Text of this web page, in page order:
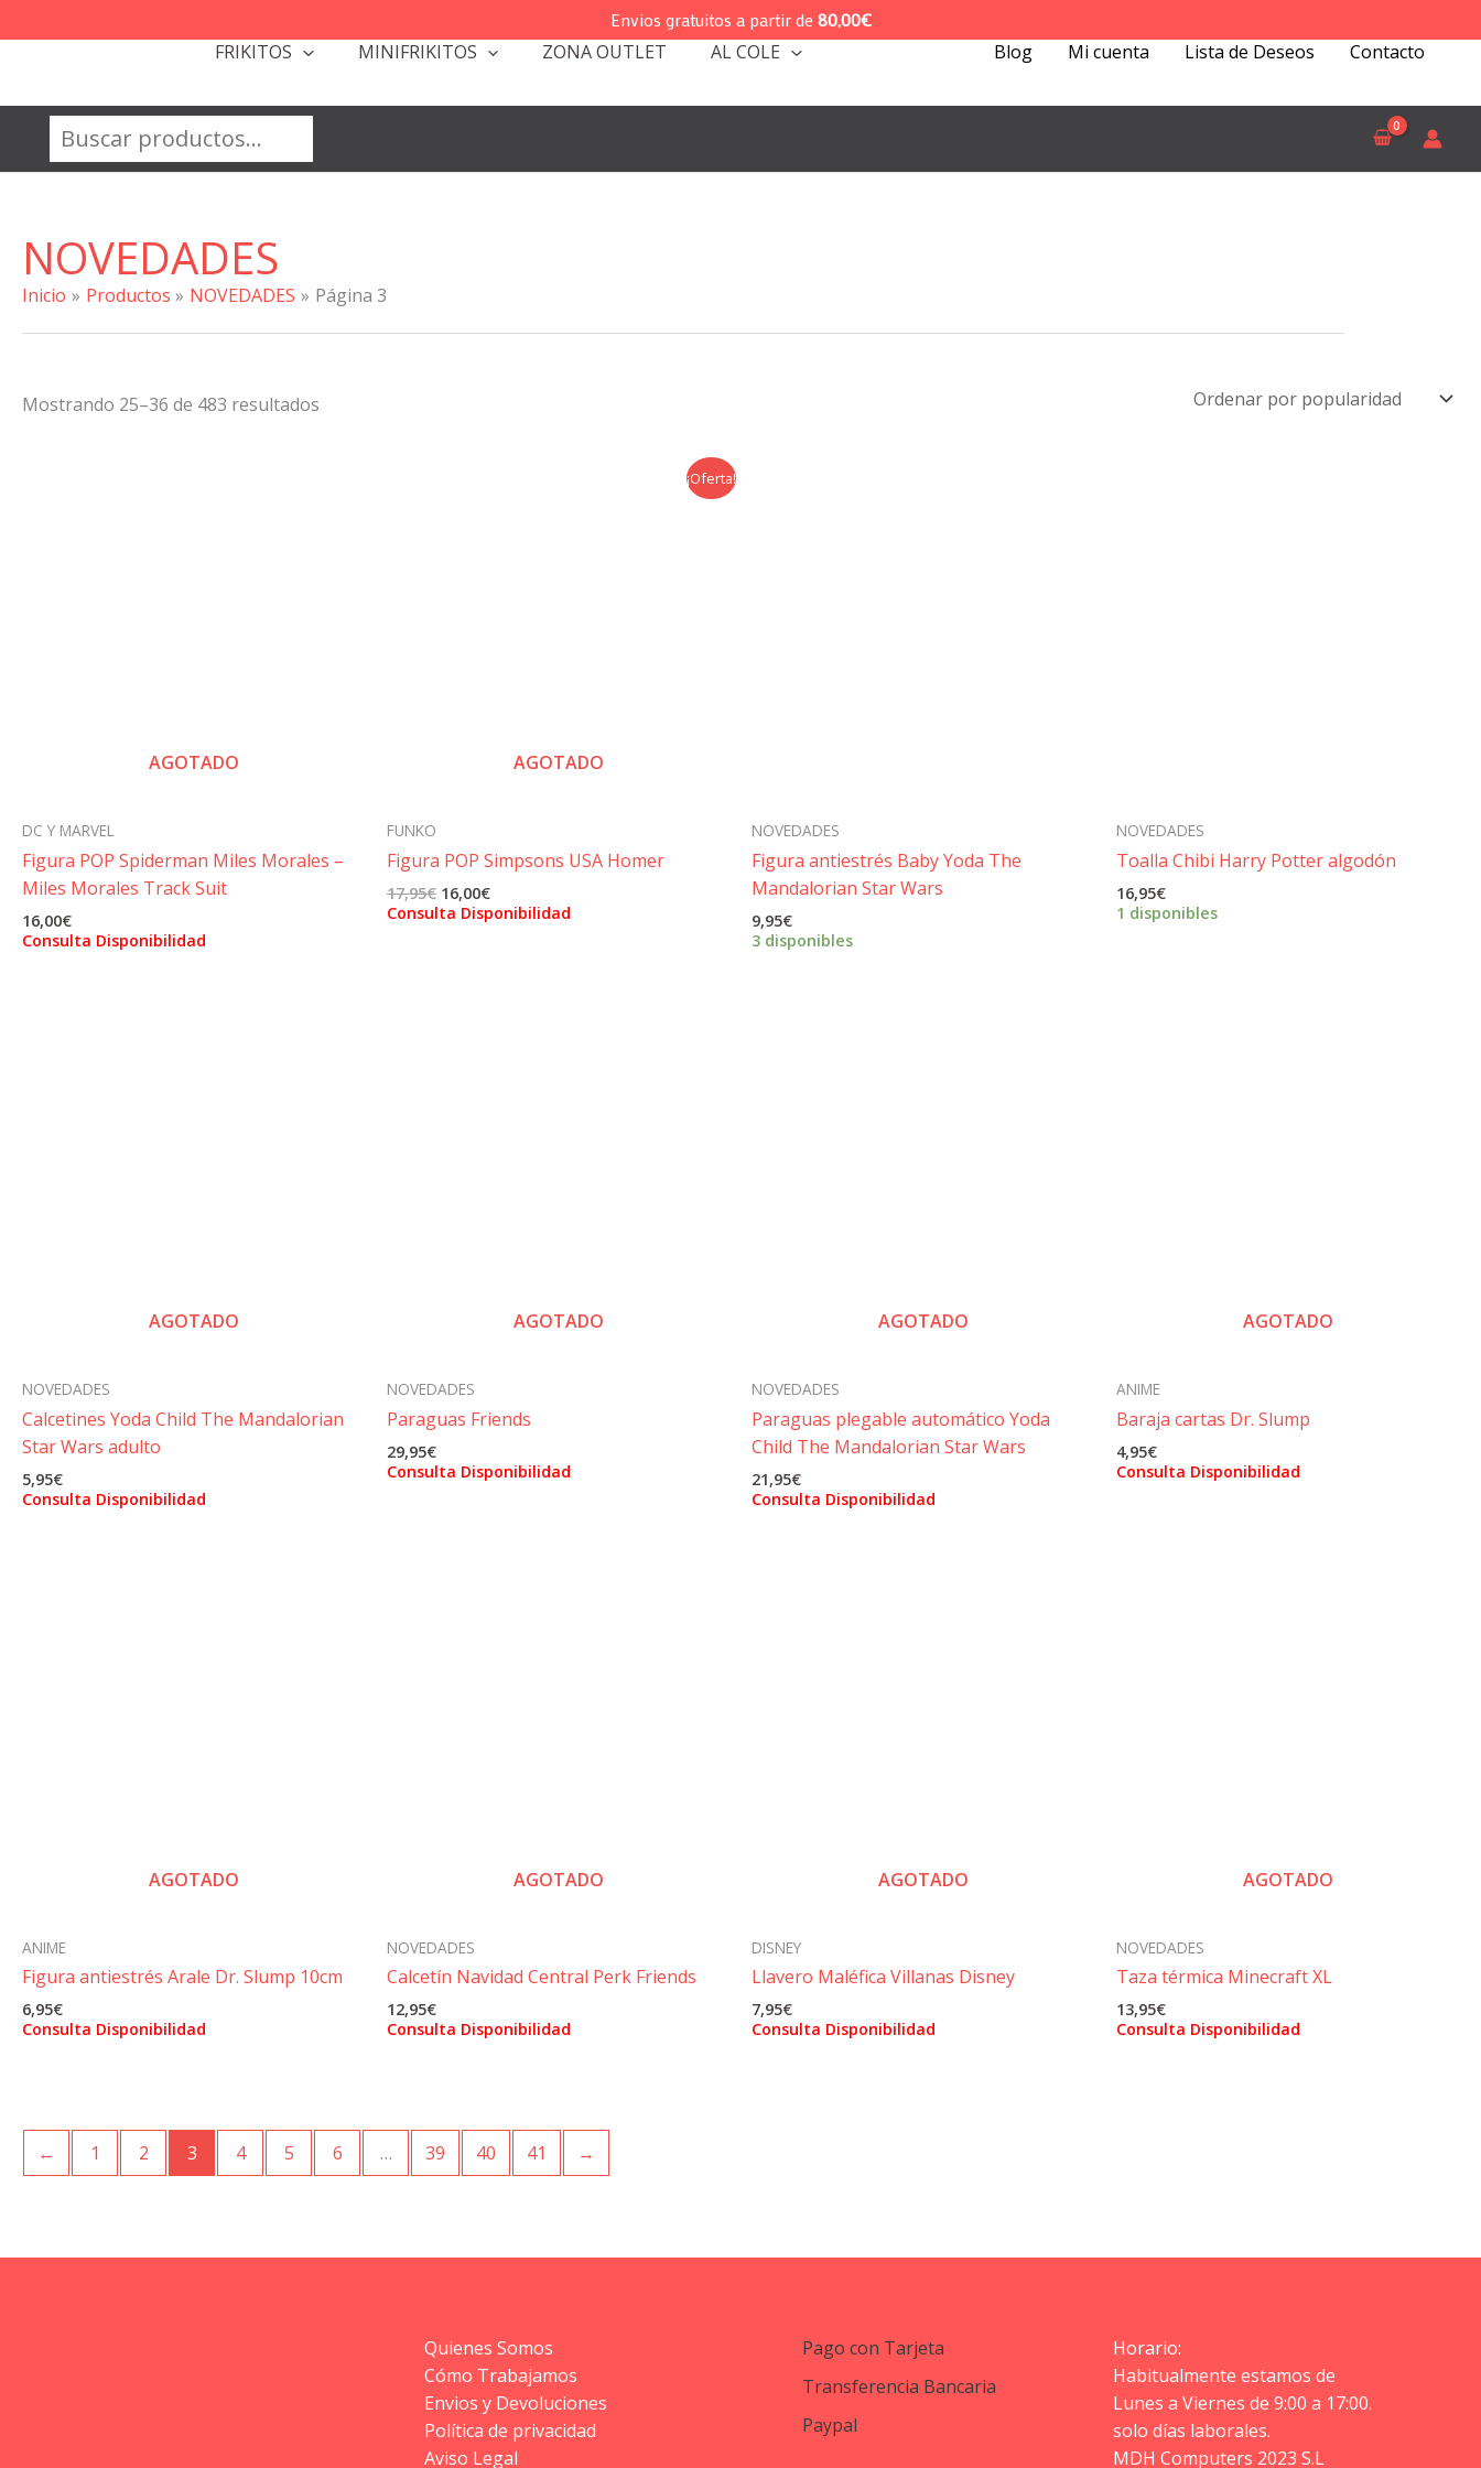
al
FRIKITOS MINIFRIKITOS ZONA OUTLET AL COLE Blog Mi cuenta Lista de Deseos Contacto
Buscar
NOVEDADES
Inicio Productos NOVEDADES Página 3
Mostrando 25–36 de 483 resultados
AGOTADO
DC Y MARVEL
Figura POP Spiderman Miles Morales –
Miles Morales Track Suit
16,00€
Consulta Disponibilidad
¡Oferta!
AGOTADO
FUNKO
Figura POP Simpsons USA Homer
17,95€ El
precio
16,00€El
precio
Consulta Disponibilidad
NOVEDADES
Figura antiestrés Baby Yoda The
Mandalorian Star Wars
9,95€
3 disponibles
NOVEDADES
Toalla Chibi Harry Potter algodón
16,95€
1 disponibles
AGOTADO
NOVEDADES
Calcetines Yoda Child The Mandalorian
Star Wars adulto
5,95€
Consulta Disponibilidad
AGOTADO
NOVEDADES
Paraguas Friends
29,95€
Consulta Disponibilidad
AGOTADO
NOVEDADES
Paraguas plegable automático Yoda
Child The Mandalorian Star Wars
21,95€
Consulta Disponibilidad
AGOTADO
ANIME
Baraja cartas Dr. Slump
4,95€
Consulta Disponibilidad
AGOTADO
ANIME
Figura antiestrés Arale Dr. Slump 10cm
6,95€
Consulta Disponibilidad
AGOTADO
NOVEDADES
Calcetín Navidad Central Perk Friends
12,95€
Consulta Disponibilidad
AGOTADO
DISNEY
Llavero Maléfica Villanas Disney
7,95€
Consulta Disponibilidad
AGOTADO
NOVEDADES
Taza térmica Minecraft XL
13,95€
Consulta Disponibilidad
← 1 2 3 4 5 6 … 39 40 41 →
Quienes Somos
Cómo Trabajamos
Envios y Devoluciones
Política de privacidad
Aviso Legal
Pago con Tarjeta
Transferencia Bancaria
Paypal
Horario:
Habitualmente estamos de
Lunes a Viernes de 9:00 a 17:00.
solo días laborales.
MDH Computers 2023 S.L
Envios gratuitos a partir de 80,00€